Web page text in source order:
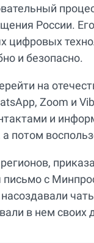
России.
цифровых
и безопасно.
на
Zoom и
и
а потом
с
в нем своих